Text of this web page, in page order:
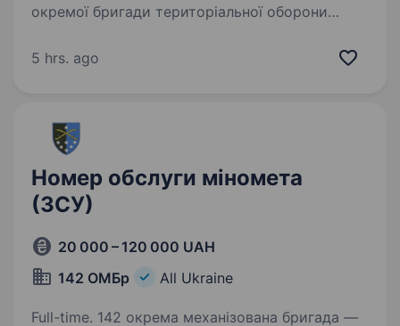
окремої бригади територіальної оборони
який стоїть на захисті нашої країни і її
5 hrs. ago
Номер обслуги міномета
(ЗСУ)
20 000 – 120 000 UAH
142 ОМБр
All Ukraine
Full-time. 142 окрема механізована бригада —